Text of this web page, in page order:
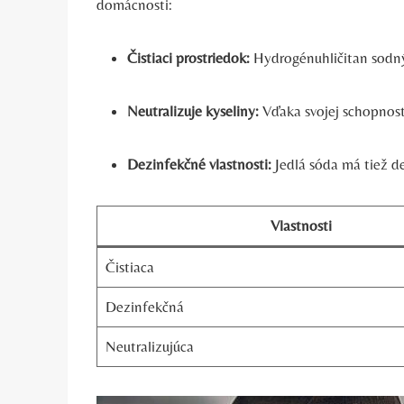
domácnosti:
Čistiaci prostriedok: Hydrogénuhličitan
Neutralizuje kyseliny: Vďaka svojej
Dezinfekčné vlastnosti: Jedlá sóda má tiež
Vlastnosti
Čistiaca
Dezinfekčná
Neutralizujúca